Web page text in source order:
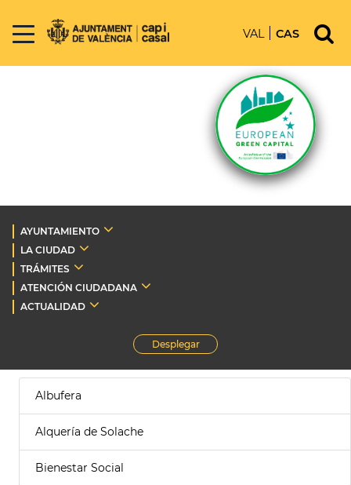
VAL CAS
AYUNTAMIENTO
LA CIUDAD
TRÁMITES
ATENCIÓN CIUDADANA
ACTUALIDAD
Desplegar
Albufera
Alquería de Solache
Bienestar Social